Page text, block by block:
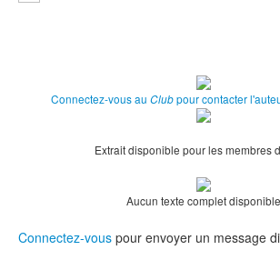
Connectez-vous au Clubpour contacter
Extrait disponible pour les membres
Aucun texte complet disponible
Connectez-vous pour envoyer un message